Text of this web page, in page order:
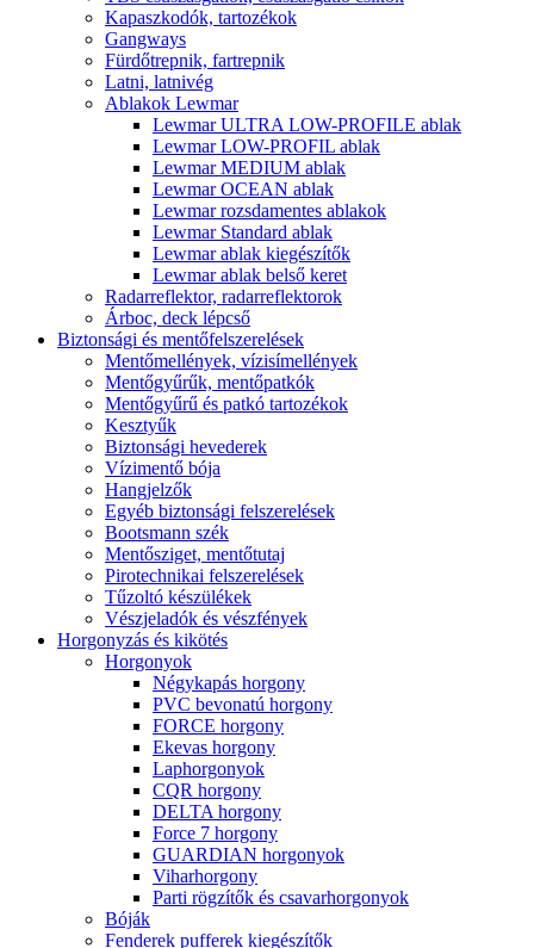
Kapaszkodók, tartozékok
Gangways
Fürdőtrepnik, fartrepnik
Latni, latnivég
Ablakok Lewmar
Lewmar ULTRA LOW-PROFILE ablak
Lewmar LOW-PROFIL ablak
Lewmar MEDIUM ablak
Lewmar OCEAN ablak
Lewmar rozsdamentes ablakok
Lewmar Standard ablak
Lewmar ablak kiegészítők
Lewmar ablak belső keret
Radarreflektor, radarreflektorok
Árboc, deck lépcső
Biztonsági és mentőfelszerelések
Mentőmellények, vízisímellények
Mentőgyűrűk, mentőpatkók
Mentőgyűrű és patkó tartozékok
Kesztyűk
Biztonsági hevederek
Vízimentő bója
Hangjelzők
Egyéb biztonsági felszerelések
Bootsmann szék
Mentősziget, mentőtutaj
Pirotechnikai felszerelések
Tűzoltó készülékek
Vészjeladók és vészfények
Horgonyzás és kikötés
Horgonyok
Négykapás horgony
PVC bevonatú horgony
FORCE horgony
Ekevas horgony
Laphorgonyok
CQR horgony
DELTA horgony
Force 7 horgony
GUARDIAN horgonyok
Viharhorgony
Parti rögzítők és csavarhorgonyok
Bóják
Fenderek pufferek kiegészítők